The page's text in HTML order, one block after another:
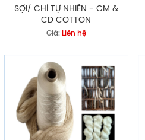
SỢI/ CHỈ TỰ NHIÊN - CM &
CD COTTON
Giá: Liên hệ